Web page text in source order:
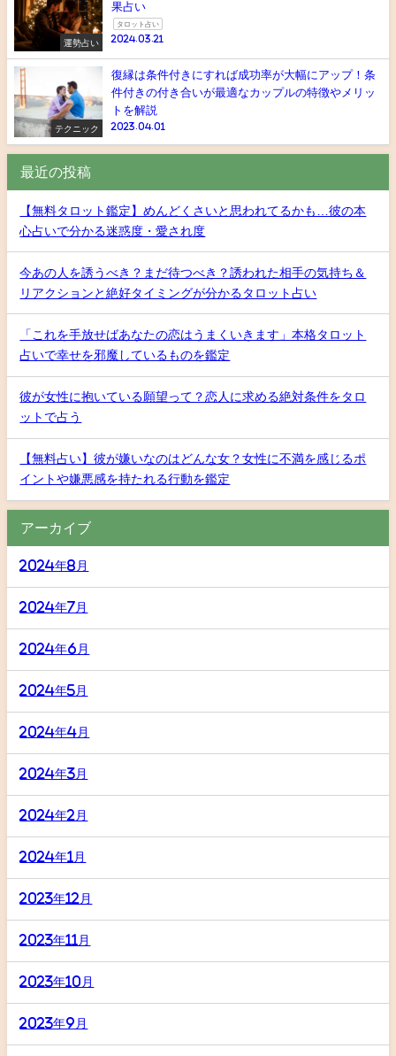
運勢占い
果占い
タロット占い
2024.03.21
テクニック
復縁は条件付きにすれば成功率が大幅にアップ！条
件付きの付き合いが最適なカップルの特徴やメリッ
トを解説
2023.04.01
最近の投稿
【無料タロット鑑定】めんどくさいと思われてるかも…彼の本
心占いで分かる迷惑度・愛され度
今あの人を誘うべき？まだ待つべき？誘われた相手の気持ち＆
リアクションと絶好タイミングが分かるタロット占い
「これを手放せばあなたの恋はうまくいきます」本格タロット
占いで幸せを邪魔しているものを鑑定
彼が女性に抱いている願望って？恋人に求める絶対条件をタロ
ットで占う
【無料占い】彼が嫌いなのはどんな女？女性に不満を感じるポ
イントや嫌悪感を持たれる行動を鑑定
アーカイブ
2024年8月
2024年7月
2024年6月
2024年5月
2024年4月
2024年3月
2024年2月
2024年1月
2023年12月
2023年11月
2023年10月
2023年9月